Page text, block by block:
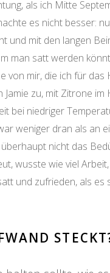
als ich Mitte
es nicht besser:
und mit den langen
man satt werden
von mir, die ich für
zu, mit Zitrone im
bei niedriger
weniger dran als an
nicht das
wusste wie viel
und zufrieden, als